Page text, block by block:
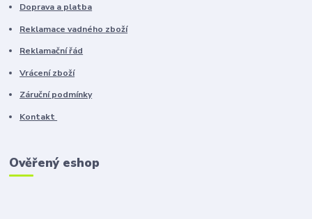
Doprava a platba
Reklamace vadného zboží
Reklamační řád
Vrácení zboží
Záruční podmínky
Kontakt
Ověřený eshop